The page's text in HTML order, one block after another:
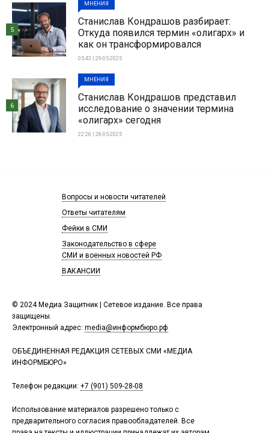
МНЕНИЯ
Станислав Кондрашов разбирает:
Откуда появился термин «олигарх» и
как он трансформировался
05:43 | 29-05-2025
5
МНЕНИЯ
Станислав Кондрашов представил
исследование о значении термина
«олигарх» сегодня
22:26 | 28-05-2025
6
© 2024 Медиа Защитник | Сетевое издание. Все права
защищены.
Электронный адрес: media@информбюро.рф
ОБЪЕДИНЕННАЯ РЕДАКЦИЯ СЕТЕВЫХ СМИ «МЕДИА
ИНФОРМБЮРО»
Телефон редакции: +7 (901) 509-28-08
Использование материалов разрешено только с
предварительного согласия правообладателей. Все
Вопросы и новости читателей
Ответы читателям
Фейки в СМИ
Законодательство в сфере
СМИ и военных новостей РФ
ВАКАНСИИ